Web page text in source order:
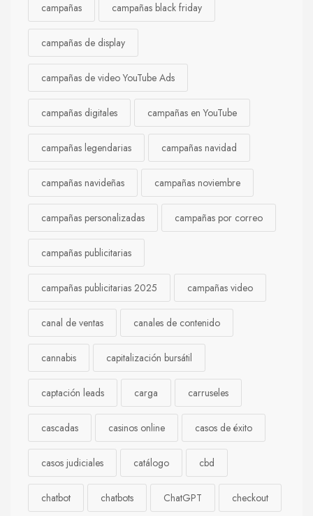
campañas campañas black friday
campañas de display
campañas de video YouTube Ads
campañas digitales campañas en YouTube
campañas legendarias campañas navidad
campañas navideñas campañas noviembre
campañas personalizadas campañas por correo
campañas publicitarias
campañas publicitarias 2025 campañas video
canal de ventas canales de contenido
cannabis capitalización bursátil
captación leads carga carruseles
cascadas casinos online casos de éxito
casos judiciales catálogo cbd
chatbot chatbots ChatGPT checkout